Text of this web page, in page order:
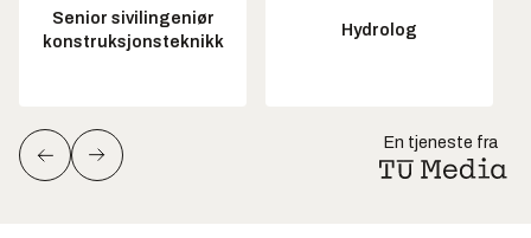
Senior sivilingeniør
konstruksjonsteknikk
Hydrolog
En tjeneste fra